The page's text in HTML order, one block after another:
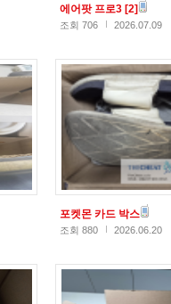
에어팟 프로3 [2]
조회 706 2026.07.09
포켓몬 카드 박스
조회 880 2026.06.20